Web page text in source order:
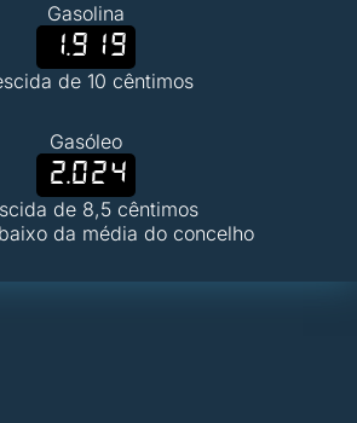
Gasolina
1.919
de 10 cêntimos
Gasóleo
2.024
de 8,5 cêntimos
da média do concelho